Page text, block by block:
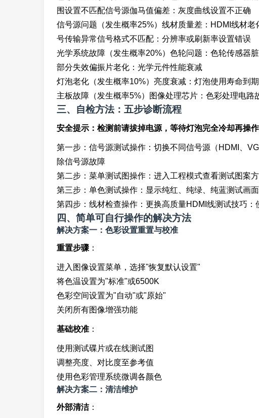
围设置不匹配信号源伽马值偏差：灰度曲线设置不正确
信号源问题（发生概率25%）线材质量差：HDMI线材
号传输异常信号格式不匹配：分辨率或刷新率设置错误
光学系统故障（发生概率20%）色轮问题：色轮传感器
部分失效偏振片老化：光学元件性能衰减
灯泡老化（发生概率10%）亮度衰减：灯泡使用寿命到
主板故障（发生概率5%）图像处理芯片：色彩处理电路
三、自检方法：五步诊断流程
安全提示：检测前请拔掉电源，等待灯泡完全冷却再操作
第一步：信号源测试操作：切换不同信号源（HDMI、
除信号源故障
第二步：菜单测试图操作：进入工程模式查看测试图案
第三步：单色测试操作：显示纯红、纯绿、纯蓝测试画
第四步：线材检查操作：更换高质量HDMI线测试技巧
四、简单可自行操作的解决方法
解决方案一：色彩设置重置与校准
重置步骤 ：
进入图像设置菜单，选择"恢复默认设置"
将色温设置为"标准"或6500K
色彩空间设置为"自动"或"原始"
关闭所有图像增强功能
基础校准 ：
使用测试碟片或在线测试图
调整亮度、对比度至参考值
使用色彩管理系统微调各颜色
解决方案二：清洁维护
外部清洁：